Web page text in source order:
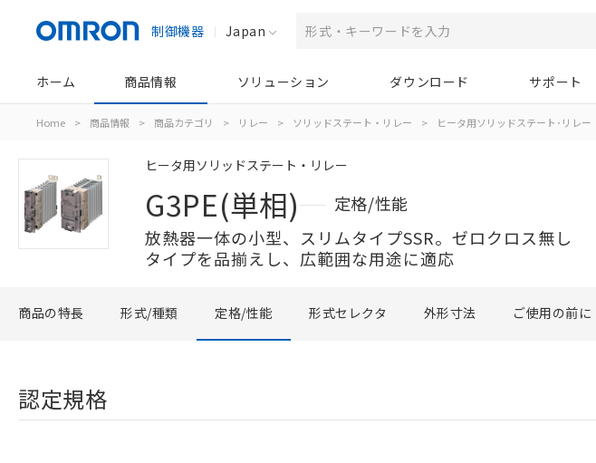
制御機器 Japan
ホーム 商品情報 ソリューション ダウンロード サポート
Home > 商品情報 > 商品カテゴリ > リレー > ソリッドステート・リレー > ヒータ用ソリッドステート･リレー
ヒータ用ソリッドステート・リレー
G3PE(単相)
定格/性能
放熱器一体の小型、スリムタイプSSR。ゼロクロス無し
タイプを品揃えし、広範囲な用途に適応
商品の特長 形式/種類 定格/性能 形式セレクタ 外形寸法 ご使用の前に
認定規格